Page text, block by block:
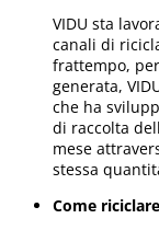
VIDU sta
canali di
frattempo,
generata,
che ha
di raccolta
mese
stessa
Come